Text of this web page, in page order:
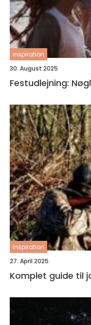
inspiration
30. August 2025
Festudlejning:
inspiration
27. April 2025
Komplet guide til